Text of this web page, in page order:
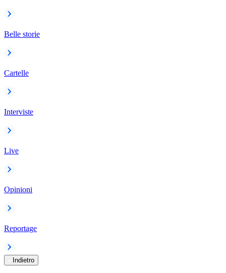
Belle storie
Cartelle
Interviste
Live
Opinioni
Reportage
Indietro